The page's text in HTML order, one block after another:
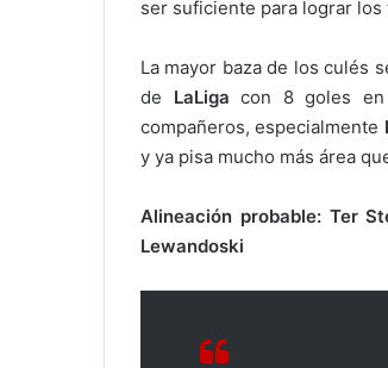
ser suficiente para lograr
La mayor baza de los culés
de LaLiga con 8 goles en
compañeros, especialmente
y ya pisa mucho más área
Alineación probable: Ter
Lewandoski